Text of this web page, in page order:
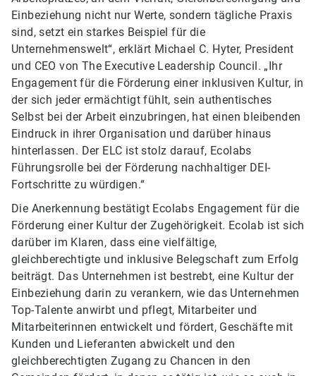
Einbeziehung nicht nur Werte, sondern tägliche Praxis
sind, setzt ein starkes Beispiel für die
Unternehmenswelt“, erklärt Michael C. Hyter, President
und CEO von The Executive Leadership Council. „Ihr
Engagement für die Förderung einer inklusiven Kultur, in
der sich jeder ermächtigt fühlt, sein authentisches
Selbst bei der Arbeit einzubringen, hat einen bleibenden
Eindruck in ihrer Organisation und darüber hinaus
hinterlassen. Der ELC ist stolz darauf, Ecolabs
Führungsrolle bei der Förderung nachhaltiger DEI-
Fortschritte zu würdigen.“
Die Anerkennung bestätigt Ecolabs Engagement für die
Förderung einer Kultur der Zugehörigkeit. Ecolab ist sich
darüber im Klaren, dass eine vielfältige,
gleichberechtigte und inklusive Belegschaft zum Erfolg
beiträgt. Das Unternehmen ist bestrebt, eine Kultur der
Einbeziehung darin zu verankern, wie das Unternehmen
Top-Talente anwirbt und pflegt, Mitarbeiter und
Mitarbeiterinnen entwickelt und fördert, Geschäfte mit
Kunden und Lieferanten abwickelt und den
gleichberechtigten Zugang zu Chancen in den